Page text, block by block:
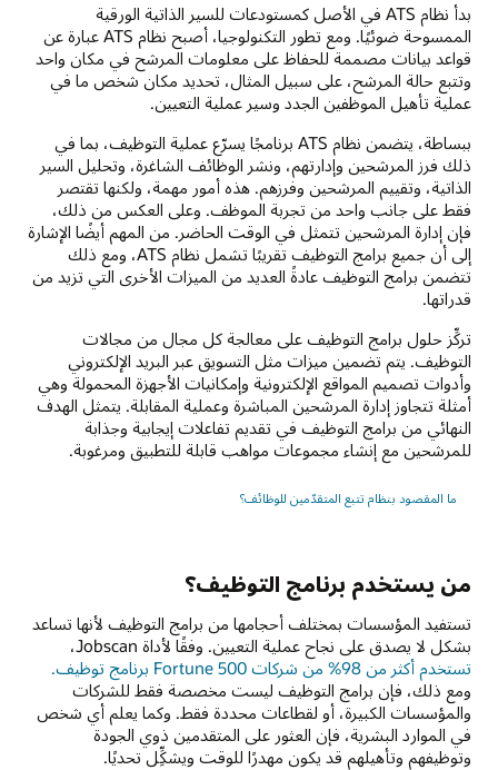
بدأ نظام ATS في الأصل كمستودعات للسير الذاتية الورقية
الممسوحة ضوئيًا. ومع تطور التكنولوجيا، أصبح نظام ATS عبارة عن
قواعد بيانات مصممة للحفاظ على معلومات المرشح في مكان واحد
وتتبع حالة المرشح، على سبيل المثال، تحديد مكان شخص ما في
عملية تأهيل الموظفين الجدد وسير عملية التعيين.
ببساطة، يتضمن نظام ATS برنامجًا يسرّع عملية التوظيف، بما في
ذلك فرز المرشحين وإدارتهم، ونشر الوظائف الشاغرة، وتحليل السير
الذاتية، وتقييم المرشحين وفرزهم. هذه أمور مهمة، ولكنها تقتصر
فقط على جانب واحد من تجربة الموظف. وعلى العكس من ذلك،
فإن إدارة المرشحين تتمثل في الوقت الحاضر. من المهم أيضًا الإشارة
إلى أن جميع برامج التوظيف تقريبًا تشمل نظام ATS، ومع ذلك
تتضمن برامج التوظيف عادةً العديد من الميزات الأخرى التي تزيد من
قدراتها.
تركِّز حلول برامج التوظيف على معالجة كل مجال من مجالات
التوظيف. يتم تضمين ميزات مثل التسويق عبر البريد الإلكتروني
وأدوات تصميم المواقع الإلكترونية وإمكانيات الأجهزة المحمولة وهي
أمثلة تتجاوز إدارة المرشحين المباشرة وعملية المقابلة. يتمثل الهدف
النهائي من برامج التوظيف في تقديم تفاعلات إيجابية وجذابة
للمرشحين مع إنشاء مجموعات مواهب قابلة للتطبيق ومرغوبة.
ما المقصود بنظام تتبع المتقدّمين للوظائف؟
من يستخدم برنامج التوظيف؟
تستفيد المؤسسات بمختلف أحجامها من برامج التوظيف لأنها تساعد
بشكل لا يصدق على نجاح عملية التعيين. وفقًا لأداة Jobscan،
تستخدم أكثر من 98% من شركات Fortune 500 برنامج توظيف.
ومع ذلك، فإن برامج التوظيف ليست مخصصة فقط للشركات
والمؤسسات الكبيرة، أو لقطاعات محددة فقط. وكما يعلم أي شخص
في الموارد البشرية، فإن العثور على المتقدمين ذوي الجودة
وتوظيفهم وتأهيلهم قد يكون مهدرًا للوقت ويشكِِّل تحديًا.